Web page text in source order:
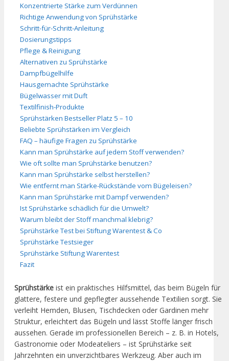
Konzentrierte Stärke zum Verdünnen
Richtige Anwendung von Sprühstärke
Schritt-für-Schritt-Anleitung
Dosierungstipps
Pflege & Reinigung
Alternativen zu Sprühstärke
Dampfbügelhilfe
Hausgemachte Sprühstärke
Bügelwasser mit Duft
Textilfinish-Produkte
Sprühstärken Bestseller Platz 5 – 10
Beliebte Sprühstärken im Vergleich
FAQ – häufige Fragen zu Sprühstärke
Kann man Sprühstärke auf jedem Stoff verwenden?
Wie oft sollte man Sprühstärke benutzen?
Kann man Sprühstärke selbst herstellen?
Wie entfernt man Stärke-Rückstände vom Bügeleisen?
Kann man Sprühstärke mit Dampf verwenden?
Ist Sprühstärke schädlich für die Umwelt?
Warum bleibt der Stoff manchmal klebrig?
Sprühstärke Test bei Stiftung Warentest & Co
Sprühstärke Testsieger
Sprühstärke Stiftung Warentest
Fazit
Sprühstärke ist ein praktisches Hilfsmittel, das beim Bügeln für
glattere, festere und gepflegter aussehende Textilien sorgt. Sie
verleiht Hemden, Blusen, Tischdecken oder Gardinen mehr
Struktur, erleichtert das Bügeln und lässt Stoffe länger frisch
aussehen. Gerade im professionellen Bereich – z. B. in Hotels,
Gastronomie oder Modeateliers – ist Sprühstärke seit
Jahrzehnten ein unverzichtbares Werkzeug. Aber auch im